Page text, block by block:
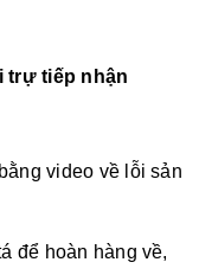
trự tiếp nhận
video về lỗi sản
để hoàn hàng về,